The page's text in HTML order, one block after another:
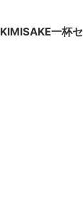
一杯セ